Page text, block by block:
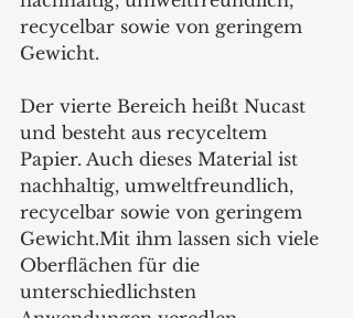
recycelbar sowie von geringem
Gewicht.
Der vierte Bereich heißt Nucast
und besteht aus recyceltem
Papier. Auch dieses Material ist
nachhaltig, umweltfreundlich,
recycelbar sowie von geringem
Gewicht.Mit ihm lassen sich viele
Oberflächen für die
unterschiedlichsten